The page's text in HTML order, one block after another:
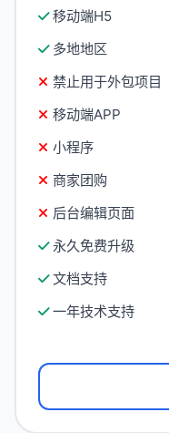
移动端H5
多地地区
禁止用于外包项目
移动端APP
小程序
商家团购
后台编辑页面
永久免费升级
文档支持
一年技术支持